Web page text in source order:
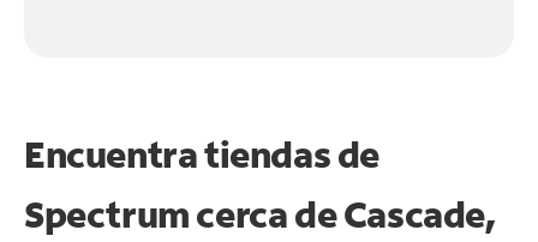
Encuentra tiendas de
Spectrum cerca deCascade,